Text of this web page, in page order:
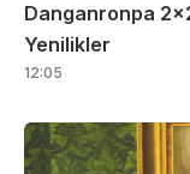
Danganronpa
Yenilikler
12:05